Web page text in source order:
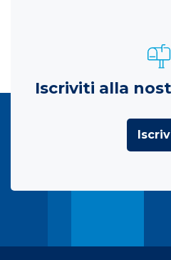
Iscriviti alla